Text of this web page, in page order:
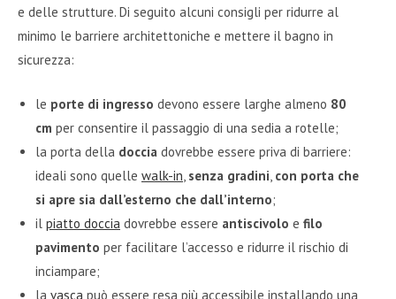
e delle strutture. Di seguito alcuni consigli per ridurre al
minimo le barriere architettoniche e mettere il bagno in
sicurezza:
le porte di ingresso devono essere larghe almeno 80
cm per consentire il passaggio di una sedia a rotelle;
la porta della doccia dovrebbe essere priva di barriere:
ideali sono quelle walk-in senza gradini con porta che
si apre sia dall’esterno che dall’interno;
il piatto doccia dovrebbe essere antiscivolo e filo
pavimento per facilitare l’accesso e ridurre il rischio di
inciampare;
la vasca può essere resa più accessibile installando una